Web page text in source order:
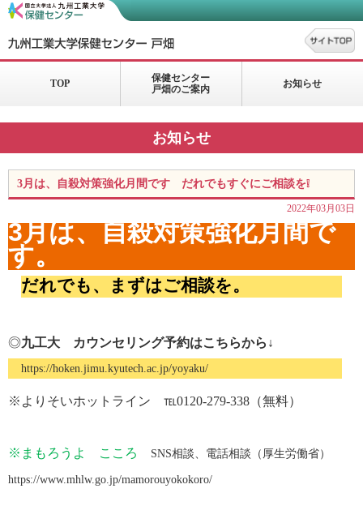
TOP
保健センター
戸畑のご案内
お知らせ
お知らせ
3月は、自殺対策強化月間です だれでもすぐにご相談を❕
2022年03月03日
3月は、自殺対策強化月間で
す。
だれでも、まずはご相談を。
◎九工大 カウンセリング予約はこちらから↓
https://hoken.jimu.kyutech.ac.jp/yoyaku/
※よりそいホットライン ℡0120-279-338 （無料）
※まもろうよ こころ SNS相談、電話相談（厚生労働省）
https://www.mhlw.go.jp/mamorouyokokoro/